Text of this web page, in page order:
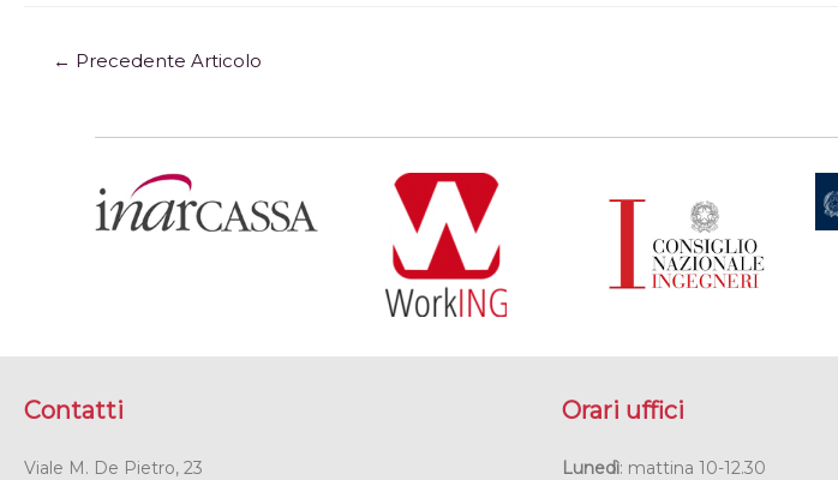
← Precedente Articolo
Contatti
Viale M. De Pietro, 23
Orari uffici
Lunedì: mattina 10-12.30